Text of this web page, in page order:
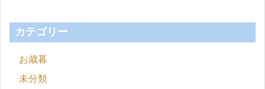
カテゴリー
お歳暮
未分類